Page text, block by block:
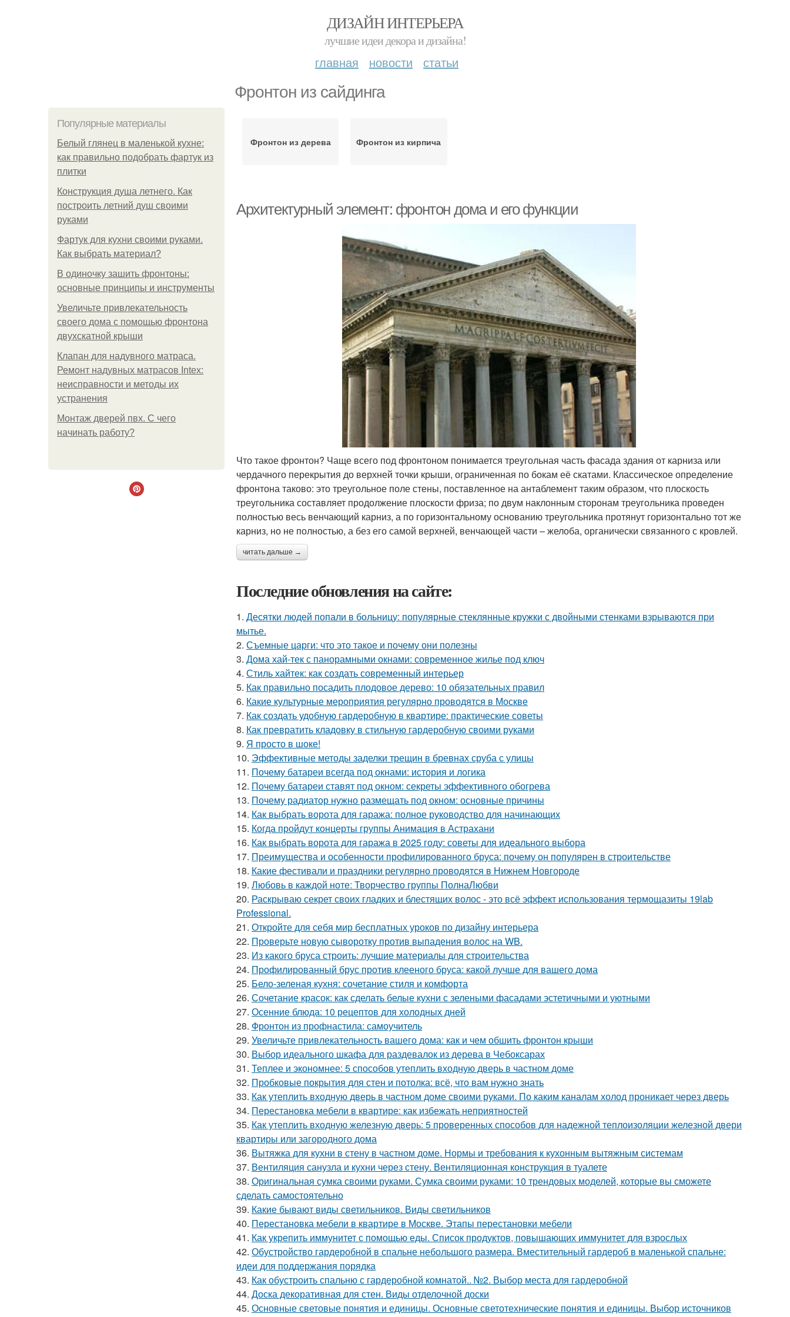
ДИЗАЙН ИНТЕРЬЕРА
лучшие идеи декора и дизайна!
главная новости статьи
Фронтон из сайдинга
Популярные материалы
Белый глянец в маленькой кухне:
как правильно подобрать фартук из
плитки
Конструкция душа летнего. Как
построить летний душ своими
руками
Фартук для кухни своими руками.
Как выбрать материал?
В одиночку зашить фронтоны:
основные принципы и инструменты
Увеличьте привлекательность
своего дома с помощью фронтона
двухскатной крыши
Клапан для надувного матраса.
Ремонт надувных матрасов Intex:
неисправности и методы их
устранения
Монтаж дверей пвх. С чего
начинать работу?
Фронтон из дерева Фронтон из кирпича
Архитектурный элемент: фронтон дома и его функции
Что такое фронтон? Чаще всего под фронтоном понимается треугольная часть фасада здания от карниза или
чердачного перекрытия до верхней точки крыши, ограниченная по бокам её скатами. Классическое определение
фронтона таково: это треугольное поле стены, поставленное на антаблемент таким образом, что плоскость
треугольника составляет продолжение плоскости фриза; по двум наклонным сторонам треугольника проведен
полностью весь венчающий карниз, а по горизонтальному основанию треугольника протянут горизонтально тот же
карниз, но не полностью, а без его самой верхней, венчающей части – желоба, органически связанного с кровлей.
читать дальше →
Последние обновления на сайте:
1. Десятки людей попали в больницу: популярные стеклянные кружки с двойными стенками взрываются при
мытье.
2. Съемные царги: что это такое и почему они полезны
3. Дома хай-тек с панорамными окнами: современное жилье под ключ
4. Стиль хайтек: как создать современный интерьер
5. Как правильно посадить плодовое дерево: 10 обязательных правил
6. Какие культурные мероприятия регулярно проводятся в Москве
7. Как создать удобную гардеробную в квартире: практические советы
8. Как превратить кладовку в стильную гардеробную своими руками
9. Я просто в шоке!
10. Эффективные методы заделки трещин в бревнах сруба с улицы
11. Почему батареи всегда под окнами: история и логика
12. Почему батареи ставят под окном: секреты эффективного обогрева
13. Почему радиатор нужно размещать под окном: основные причины
14. Как выбрать ворота для гаража: полное руководство для начинающих
15. Когда пройдут концерты группы Анимация в Астрахани
16. Как выбрать ворота для гаража в 2025 году: советы для идеального выбора
17. Преимущества и особенности профилированного бруса: почему он популярен в строительстве
18. Какие фестивали и праздники регулярно проводятся в Нижнем Новгороде
19. Любовь в каждой ноте: Творчество группы ПолнаЛюбви
20. Раскрываю секрет своих гладких и блестящих волос - это всё эффект использования термощазиты 19lab
Professional.
21. Откройте для себя мир бесплатных уроков по дизайну интерьера
22. Проверьте новую сыворотку против выпадения волос на WB.
23. Из какого бруса строить: лучшие материалы для строительства
24. Профилированный брус против клееного бруса: какой лучше для вашего дома
25. Бело-зеленая кухня: сочетание стиля и комфорта
26. Сочетание красок: как сделать белые кухни с зелеными фасадами эстетичными и уютными
27. Осенние блюда: 10 рецептов для холодных дней
28. Фронтон из профнастила: самоучитель
29. Увеличьте привлекательность вашего дома: как и чем обшить фронтон крыши
30. Выбор идеального шкафа для раздевалок из дерева в Чебоксарах
31. Теплее и экономнее: 5 способов утеплить входную дверь в частном доме
32. Пробковые покрытия для стен и потолка: всё, что вам нужно знать
33. Как утеплить входную дверь в частном доме своими руками. По каким каналам холод проникает через дверь
34. Перестановка мебели в квартире: как избежать неприятностей
35. Как утеплить входную железную дверь: 5 проверенных способов для надежной теплоизоляции железной двери
квартиры или загородного дома
36. Вытяжка для кухни в стену в частном доме. Нормы и требования к кухонным вытяжным системам
37. Вентиляция санузла и кухни через стену. Вентиляционная конструкция в туалете
38. Оригинальная сумка своими руками. Сумка своими руками: 10 трендовых моделей, которые вы сможете
сделать самостоятельно
39. Какие бывают виды светильников. Виды светильников
40. Перестановка мебели в квартире в Москве. Этапы перестановки мебели
41. Как укрепить иммунитет с помощью еды. Список продуктов, повышающих иммунитет для взрослых
42. Обустройство гардеробной в спальне небольшого размера. Вместительный гардероб в маленькой спальне:
идеи для поддержания порядка
43. Как обустроить спальню с гардеробной комнатой.. №2. Выбор места для гардеробной
44. Доска декоративная для стен. Виды отделочной доски
45. Основные световые понятия и единицы. Основные светотехнические понятия и единицы. Выбор источников